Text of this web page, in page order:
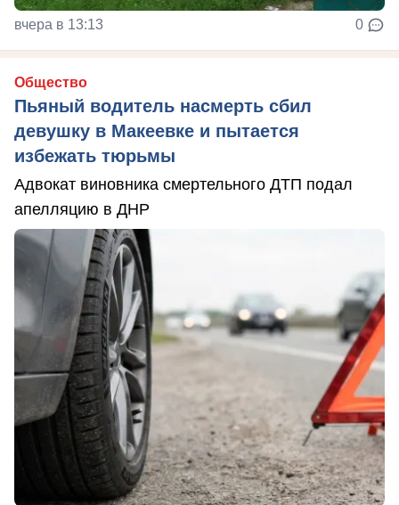
вчера в 13:13 0
Общество
Пьяный водитель насмерть сбил
девушку в Макеевке и пытается
избежать тюрьмы
Адвокат виновника смертельного ДТП подал
апелляцию в ДНР